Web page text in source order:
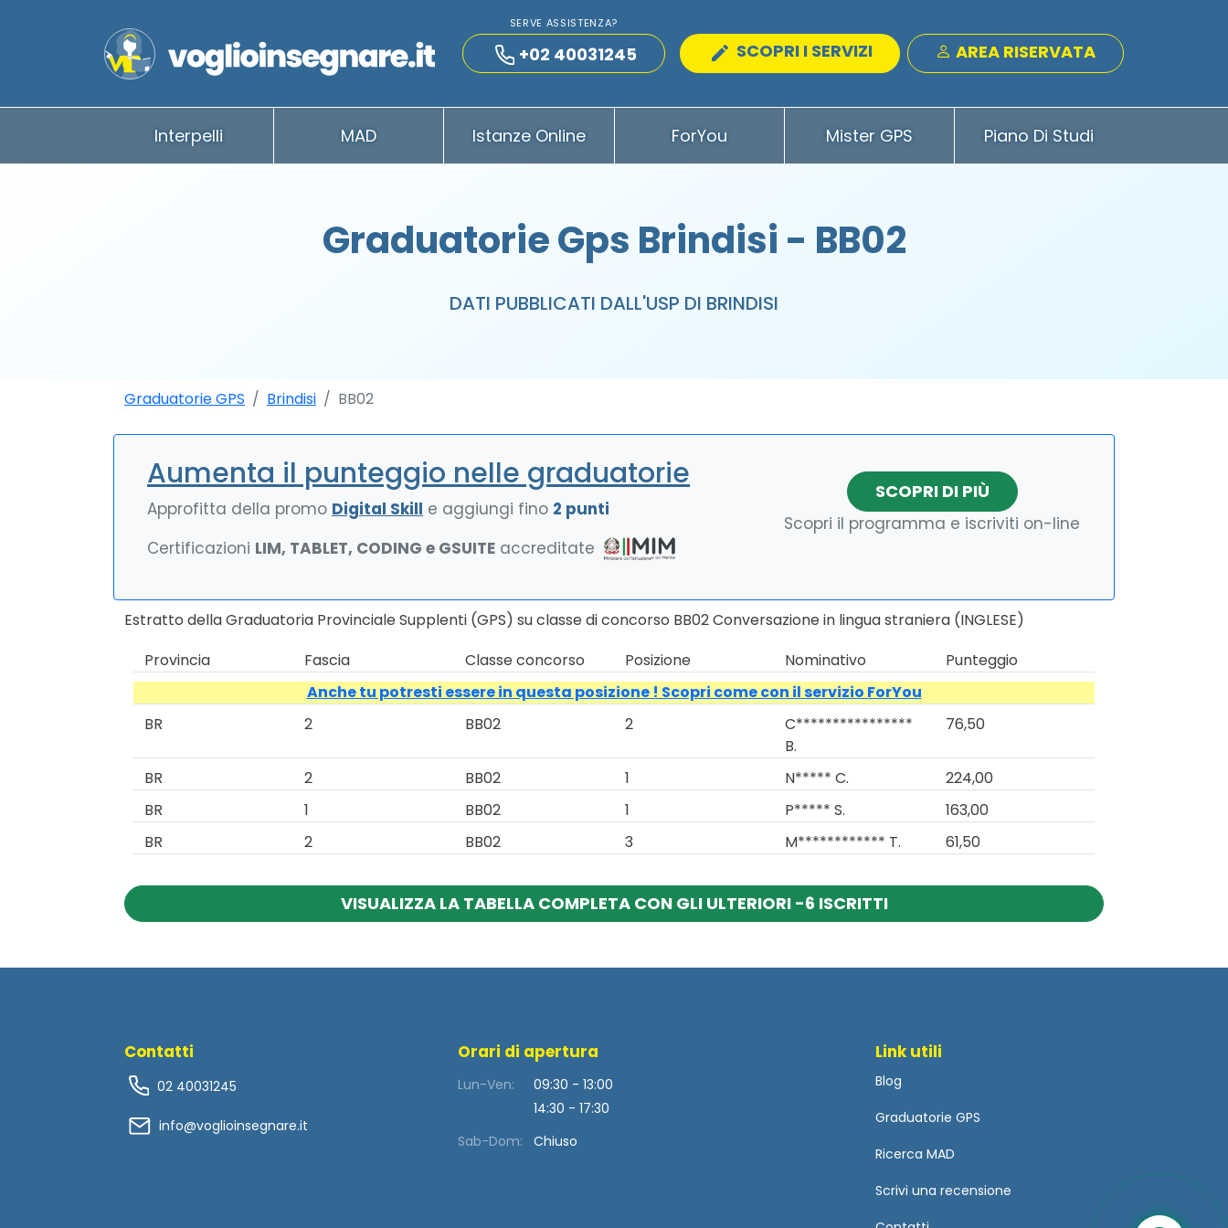
SERVE ASSISTENZA?
+02 40031245 SCOPRI I SERVIZI AREA RISERVATA
Interpelli MAD Istanze Online ForYou Mister GPS Piano Di Studi
Graduatorie Gps Brindisi - BB02
DATI PUBBLICATI DALL'USP DI BRINDISI
Graduatorie GPS Brindisi BB02
Aumenta il punteggio nelle graduatorie
Approfitta della promo Digital Skill e aggiungi fino 2 punti
Certificazioni LIM, TABLET, CODING e GSUITE accreditate
SCOPRI DI PIÙ
Scopri il programma e iscriviti on-line
Estratto della Graduatoria Provinciale Supplenti (GPS) su classe di concorso BB02 Conversazione in lingua straniera (INGLESE)
Provincia
Fascia Classe concorso Posizione Nominativo
Punteggio
Anche tu potresti essere in questa posizione ! Scopri come con il servizio ForYou
BR
2 BB02 2
C****************
B.
76,50
BR 2 BB02 1 N***** C.
224,00
BR
1 BB02 1 P***** S.
163,00
BR
2 BB02 3 M************ T. 61,50
VISUALIZZA LA TABELLA COMPLETA CON GLI ULTERIORI -6 ISCRITTI
Contatti
02 40031245
info@voglioinsegnare.it
Orari di apertura
Lun-Ven:
09:30 - 13:00
14:30 - 17:30
Sab-Dom:
Chiuso
Link utili
Blog
Graduatorie GPS
Ricerca MAD
Scrivi una recensione